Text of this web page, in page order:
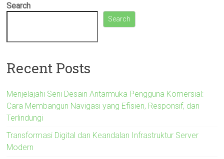
Search
Search
Recent Posts
Menjelajahi Seni Desain Antarmuka Pengguna Komersial:
Cara Membangun Navigasi yang Efisien, Responsif, dan
Terlindungi
Transformasi Digital dan Keandalan Infrastruktur Server
Modern